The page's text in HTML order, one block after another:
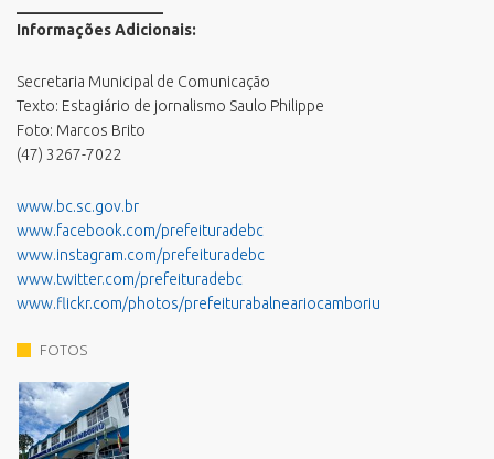
Informações Adicionais:
Secretaria Municipal de Comunicação
Texto: Estagiário de jornalismo Saulo Philippe
Foto: Marcos Brito
(47) 3267-7022
www.bc.sc.gov.br
www.facebook.com/prefeituradebc
www.instagram.com/prefeituradebc
www.twitter.com/prefeituradebc
www.flickr.com/photos/prefeiturabalneariocamboriu
FOTOS